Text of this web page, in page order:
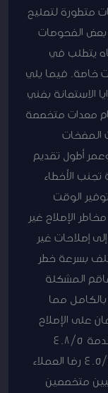
متطورة لتصليح
بعض الفحوصات
يتطلب في
خاصة. فيما يلي
الاستعانة بفني
معدات متخصصة
المضخات
أطول تقديم
الأخطاء
الوقت
الإصلاح غير
إصلاحات غير
بسرعة خطر
المشكلة
مما
على الإصلاح
الذاتي تقييم خدماتنا 4.8 ممتاز جودة الخدمة 4.8/5
سرعة الاستجابة 4.7/5 أسعار تنافسية 4.5/5 رضا العملاء
متخصصين